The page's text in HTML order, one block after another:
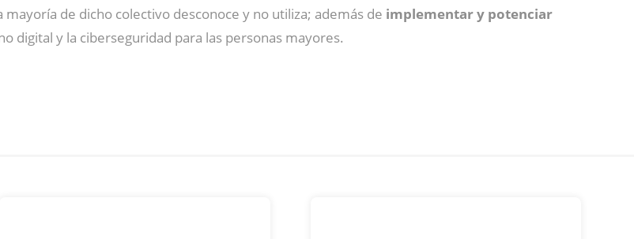
de dicho colectivo desconoce y no utiliza; además de implementar y potenciar
digital y la ciberseguridad para las personas mayores.